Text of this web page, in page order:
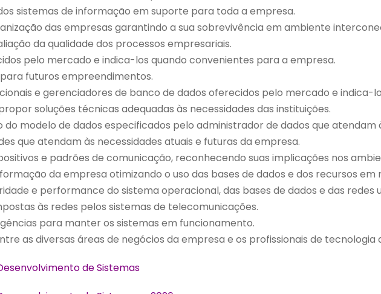
sistemas de informação em suporte para toda a empresa.
das empresas garantindo a sua sobrevivência em ambiente
da qualidade dos processos empresariais.
pelo mercado e indica-los quando convenientes para a empresa.
futuros empreendimentos.
e gerenciadores de banco de dados oferecidos pelo mercado e indica-
soluções técnicas adequadas às necessidades das instituições.
modelo de dados especificados pelo administrador de dados que atendam
que atendam às necessidades atuais e futuras da empresa.
e padrões de comunicação, reconhecendo suas implicações nos
da empresa otimizando o uso das bases de dados e dos recursos em
e performance do sistema operacional, das bases de dados e das redes
às redes pelos sistemas de telecomunicações.
para manter os sistemas em funcionamento.
as diversas áreas de negócios da empresa e os profissionais de tecnologia
de Sistemas